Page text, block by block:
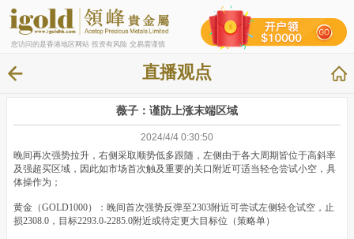
您访问的是香港地区网站 投资有风险 交易需谨慎
直播观点
薇子：谨防上涨末端区域
2024/4/4 0:30:50
晚间再次强势拉升，右侧采取顺势低多跟随，左侧由于各大周期皆位于高斜率
及强超买区域，因此如市场首次触及重要的关口附近可适当轻仓尝试小空，具
体操作为；
黄金（GOLD1000）：晚间首次强势反弹至2303附近可尝试左侧轻仓试空，止
损2308.0，目标2293.0-2285.0附近或待定更大目标位（策略单）